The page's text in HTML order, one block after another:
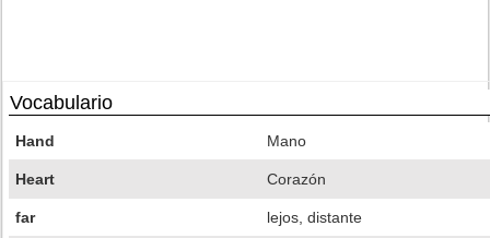
Vocabulario
Hand Mano
Heart Corazón
far lejos, distante